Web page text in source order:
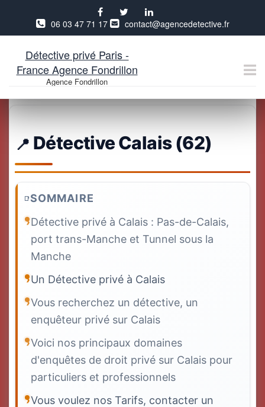
Aller
contenu
06 03 47 71 17 contact@agencedetective.fr
Détective privé Paris -
France Agence Fondrillon
Agence Fondrillon
Détective Calais (62)
SOMMAIRE
Détective privé à Calais : Pas-de-Calais,
port trans-Manche et Tunnel sous la
Manche
Un Détective privé à Calais
Vous recherchez un détective, un
enquêteur privé sur Calais
Voici nos principaux domaines
d'enquêtes de droit privé sur Calais pour
particuliers et professionnels
Vous voulez nos Tarifs, contacter un